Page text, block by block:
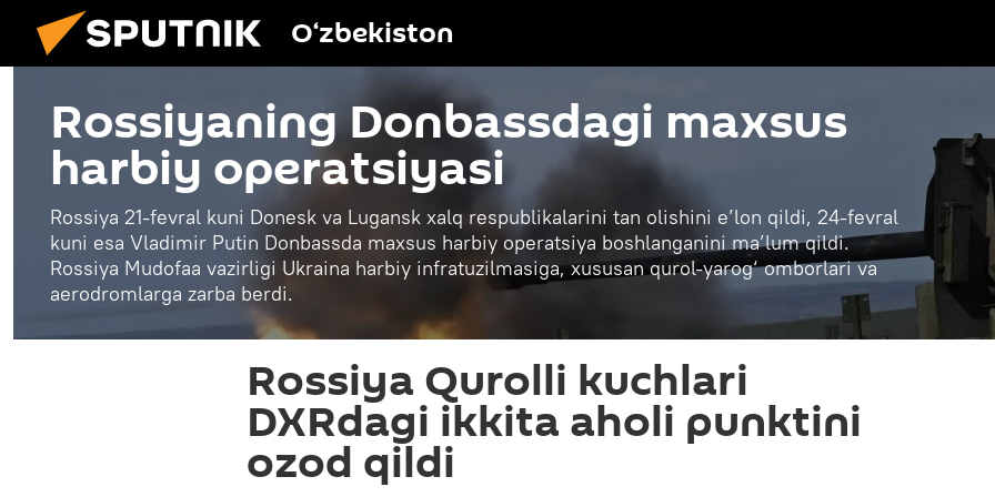
O‘zbekiston
Rossiyaning Donbassdagi maxsus
harbiy operatsiyasi
Rossiya 21-fevral kuni Donesk va Lugansk xalq respublikalarini tan olishini e’lon qildi, 24-fevral
kuni esa Vladimir Putin Donbassda maxsus harbiy operatsiya boshlanganini ma’lum qildi.
Rossiya Mudofaa vazirligi Ukraina harbiy infratuzilmasiga, xususan qurol-yarog‘ omborlari va
aerodromlarga zarba berdi.
Rossiya Qurolli kuchlari
DXRdagi ikkita aholi punktini
ozod qildi